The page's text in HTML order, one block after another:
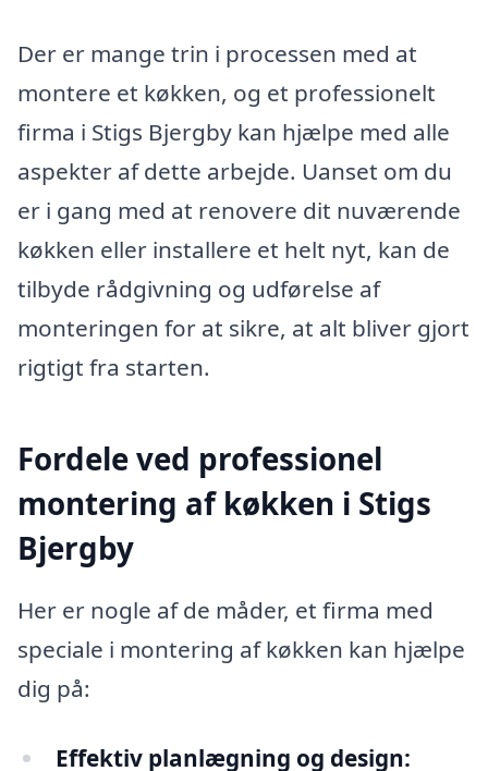
Der er mange trin i processen med at
montere et køkken, og et professionelt
firma i Stigs Bjergby kan hjælpe med alle
aspekter af dette arbejde. Uanset om du
er i gang med at renovere dit nuværende
køkken eller installere et helt nyt, kan de
tilbyde rådgivning og udførelse af
monteringen for at sikre, at alt bliver gjort
rigtigt fra starten.
Fordele ved professionel
montering af køkken i Stigs
Bjergby
Her er nogle af de måder, et firma med
speciale i montering af køkken kan hjælpe
dig på:
Effektiv planlægning og design: